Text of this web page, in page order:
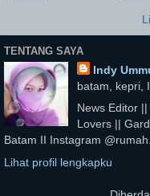
TENTANG SAYA
Indy
batam, kepri,
News Editor
Lovers ||
Batam II Instagram
Lihat profil lengkapku